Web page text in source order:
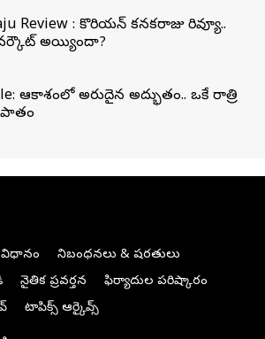
Review : కొరియన్ కనకరాజు రివ్యూ..
అయ్యిందా?
ఆకాశంలో అరుదైన అద్భుతం.. ఒకే రాత్రి
నిబంధనలు & షరతులు
నైతిక ప్రవర్తన
ఫిర్యాదుల పరిష్కారం
టాపిక్స్ ఆర్కైవ్స్